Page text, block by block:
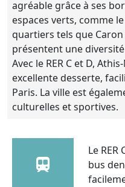
agréable grâce à ses
espaces verts, comme
quartiers tels que
présentent une
Avec le RER C et D,
excellente desserte,
Paris. La ville est
culturelles et sportives.
Le
bus